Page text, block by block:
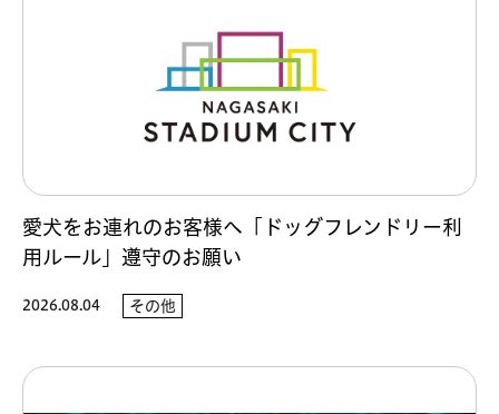
愛犬をお連れのお客様へ「ドッグフレンドリー利
用ルール」遵守のお願い
2026.08.04 その他